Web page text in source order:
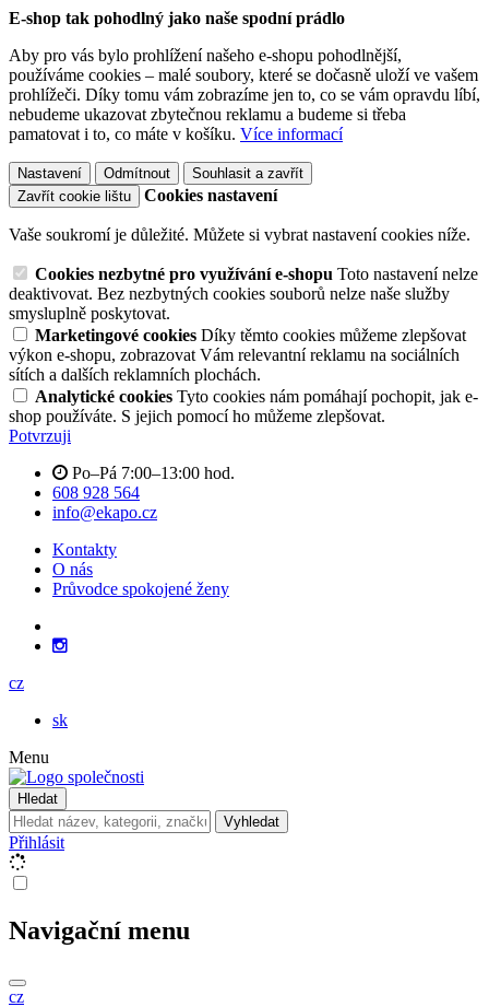
E-shop tak pohodlný jako naše spodní prádlo
Aby pro vás bylo prohlížení našeho e-shopu pohodlnější,
používáme cookies – malé soubory, které se dočasně uloží ve vašem
prohlížeči. Díky tomu vám zobrazíme jen to, co se vám opravdu líbí,
nebudeme ukazovat zbytečnou reklamu a budeme si třeba
pamatovat i to, co máte v košíku. Více informací
Nastavení Odmítnout
Souhlasit a zavřít
Zavřít cookie lištu
Cookies nastavení
Vaše soukromí je důležité. Můžete si vybrat nastavení cookies níže.
Cookies nezbytné pro využívání e-shopu Toto nastavení nelze
deaktivovat. Bez nezbytných cookies souborů nelze naše služby
smysluplně poskytovat.
Marketingové cookies Díky těmto cookies můžeme zlepšovat
výkon e-shopu, zobrazovat Vám relevantní reklamu na sociálních
sítích a dalších reklamních plochách.
Analytické cookies Tyto cookies nám pomáhají pochopit, jak e-
shop používáte. S jejich pomocí ho můžeme zlepšovat.
Potvrzuji
Po–Pá 7:00–13:00 hod.
608 928 564
info@ekapo.cz
Kontakty
O nás
Průvodce spokojené ženy
cz
sk
Menu
Hledat
Vyhledat
Přihlásit
Navigační menu
cz